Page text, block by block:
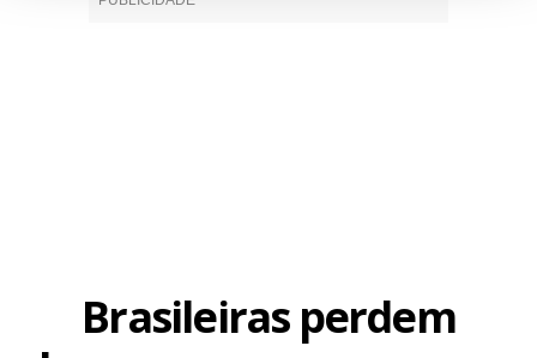
Brasileiras perdem